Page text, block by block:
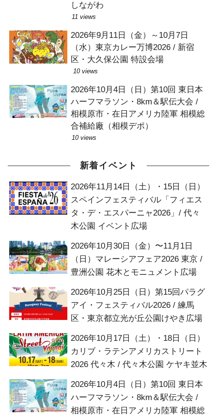
しながわ
11 views
2026年9月11日（金）～10月7日
（水）東京カレー万博2026 / 新宿
区・大久保公園 特設会場
10 views
2026年10月4日（日）第10回 東日本
ハーフマラソン・8km＆駅伝大会 /
相模原市・在日アメリカ陸軍 相模総
合補給廠（相模デポ）
10 views
新着イベント
2026年11月14日（土）・15日（日）
スペインフェスティバル「フィエス
タ・デ・エスパーニャ2026」/ 代々
木公園 イベント広場
2026年10月30日（金）〜11月1日
（日）マレーシアフェア2026 東京 /
豊洲公園 花木とモニュメント広場
2026年10月25日（日）第15回パラグ
アイ・フェスティバル2026 / 練馬
区・東京都立光が丘公園けやき広場
2026年10月17日（土）・18日（日）
カリブ・ラテンアメリカストリート
2026 代々木 / 代々木公園 ケヤキ並木
2026年10月4日（日）第10回 東日本
ハーフマラソン・8km＆駅伝大会 /
相模原市・在日アメリカ陸軍 相模総